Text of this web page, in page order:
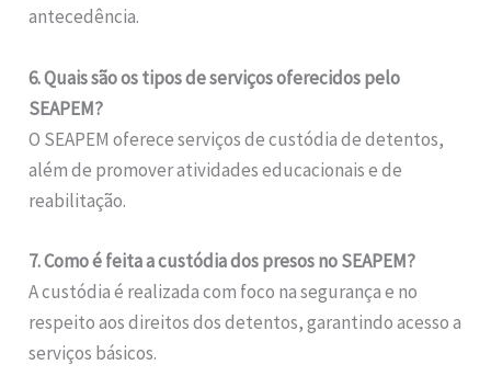
antecedência.
6. Quais são os tipos de serviços oferecidos pelo
SEAPEM?
O SEAPEM oferece serviços de custódia de detentos,
além de promover atividades educacionais e de
reabilitação.
7. Como é feita a custódia dos presos no SEAPEM?
A custódia é realizada com foco na segurança e no
respeito aos direitos dos detentos, garantindo acesso a
serviços básicos.